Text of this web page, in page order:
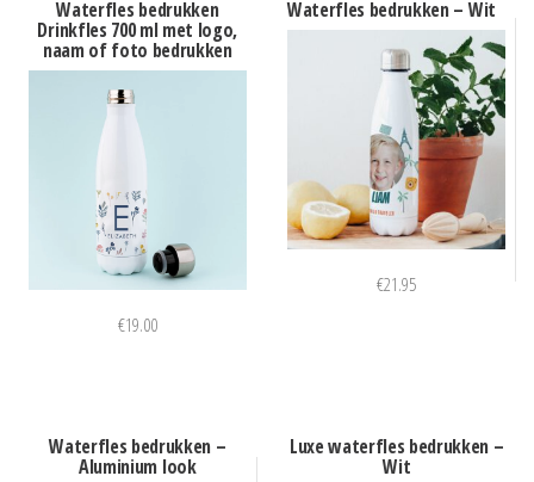
Waterfles bedrukken
Drinkfles 700 ml met logo,
naam of foto bedrukken
€19.00
Waterfles bedrukken – Wit
€21.95
Waterfles bedrukken –
Aluminium look
Luxe waterfles bedrukken –
Wit